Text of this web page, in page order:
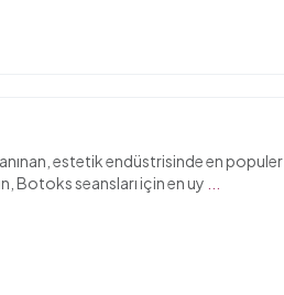
estetik endüstrisinde en populer
Botoks seansları için en uy